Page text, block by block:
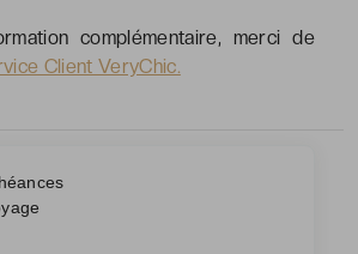
complémentaire, merci de
Client VeryChic.